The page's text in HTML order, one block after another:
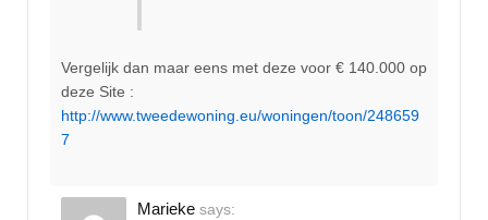
Vergelijk dan maar eens met deze voor € 140.000 op
deze Site :
http://www.tweedewoning.eu/woningen/toon/248659
7
Marieke says: